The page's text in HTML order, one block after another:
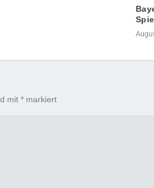
mit* markiert